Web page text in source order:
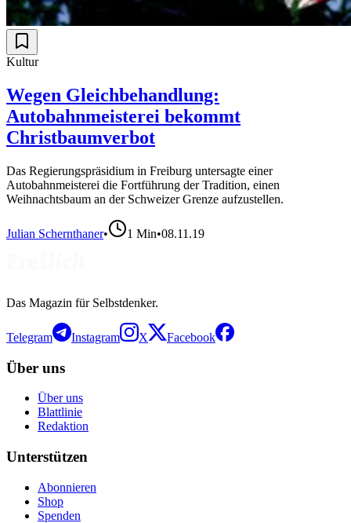
Kultur
Wegen Gleichbehandlung:
Autobahnmeisterei bekommt
Christbaumverbot
Das Regierungspräsidium in Freiburg untersagte einer
Autobahnmeisterei die Fortführung der Tradition, einen
Weihnachtsbaum an der Schweizer Grenze aufzustellen.
Julian Schernthaner• 1 Min•08.11.19
Das Magazin für Selbstdenker.
Telegram Instagram X Facebook
Über uns
Über uns
Blattlinie
Redaktion
Unterstützen
Abonnieren
Shop
Spenden